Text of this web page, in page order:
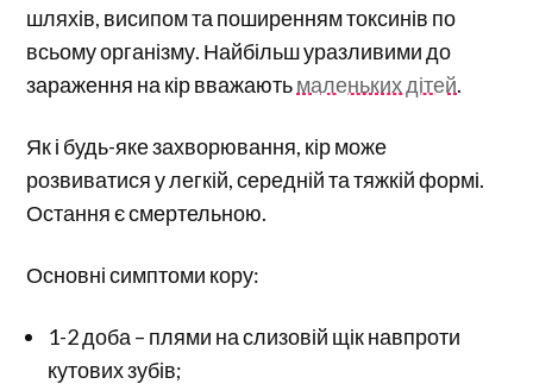
шляхів, висипом та поширенням токсинів по
всьому організму. Найбільш уразливими до
зараження на кір вважаютьмаленьких дітей.
Як і будь-яке захворювання, кір може
розвиватися у легкій, середній та тяжкій формі.
Остання є смертельною.
Основні симптоми кору:
1-2 доба – плями на слизовій щік навпроти
кутових зубів;